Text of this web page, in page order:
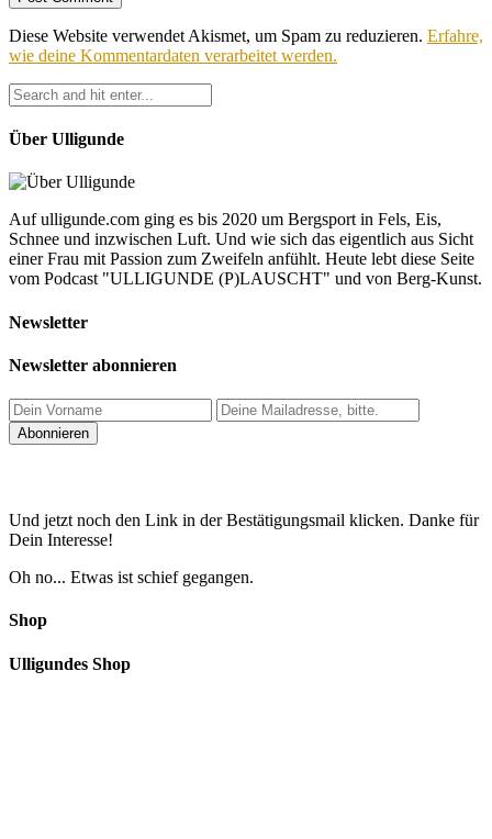
Diese Website verwendet Akismet, um Spam zu reduzieren. Erfahre,
wie deine Kommentardaten verarbeitet werden.
Über Ulligunde
Auf ulligunde.com ging es bis 2020 um Bergsport in Fels, Eis,
Schnee und inzwischen Luft. Und wie sich das eigentlich aus Sicht
einer Frau mit Passion zum Zweifeln anfühlt. Heute lebt diese Seite
vom Podcast "ULLIGUNDE (P)LAUSCHT" und von Berg-Kunst.
Newsletter
Newsletter abonnieren
Und jetzt noch den Link in der Bestätigungsmail klicken. Danke für
Dein Interesse!
Oh no... Etwas ist schief gegangen.
Shop
Ulligundes Shop